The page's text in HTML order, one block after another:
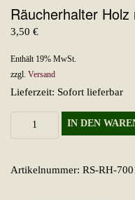
Räucherhalter Holz
3,50€
Enthält 19% MwSt.
zzgl.Versand
Lieferzeit: Sofort lieferbar
Räucherhalter
Menge
IN DEN
Artikelnummer:RS-RH-